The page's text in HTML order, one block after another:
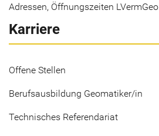
Adressen, Öffnungszeiten LVermGeo
Karriere
Offene Stellen
Berufsausbildung Geomatiker/in
Technisches Referendariat